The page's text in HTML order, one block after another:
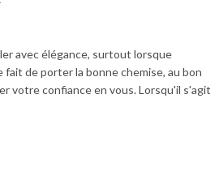
avec élégance, surtout lorsque
fait de porter la bonne chemise, au bon
votre confiance en vous. Lorsqu'il s'agit